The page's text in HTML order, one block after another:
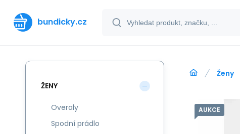
bundicky.cz
Ženy
AUKCE
ŽENY
Overaly
Spodní prádlo